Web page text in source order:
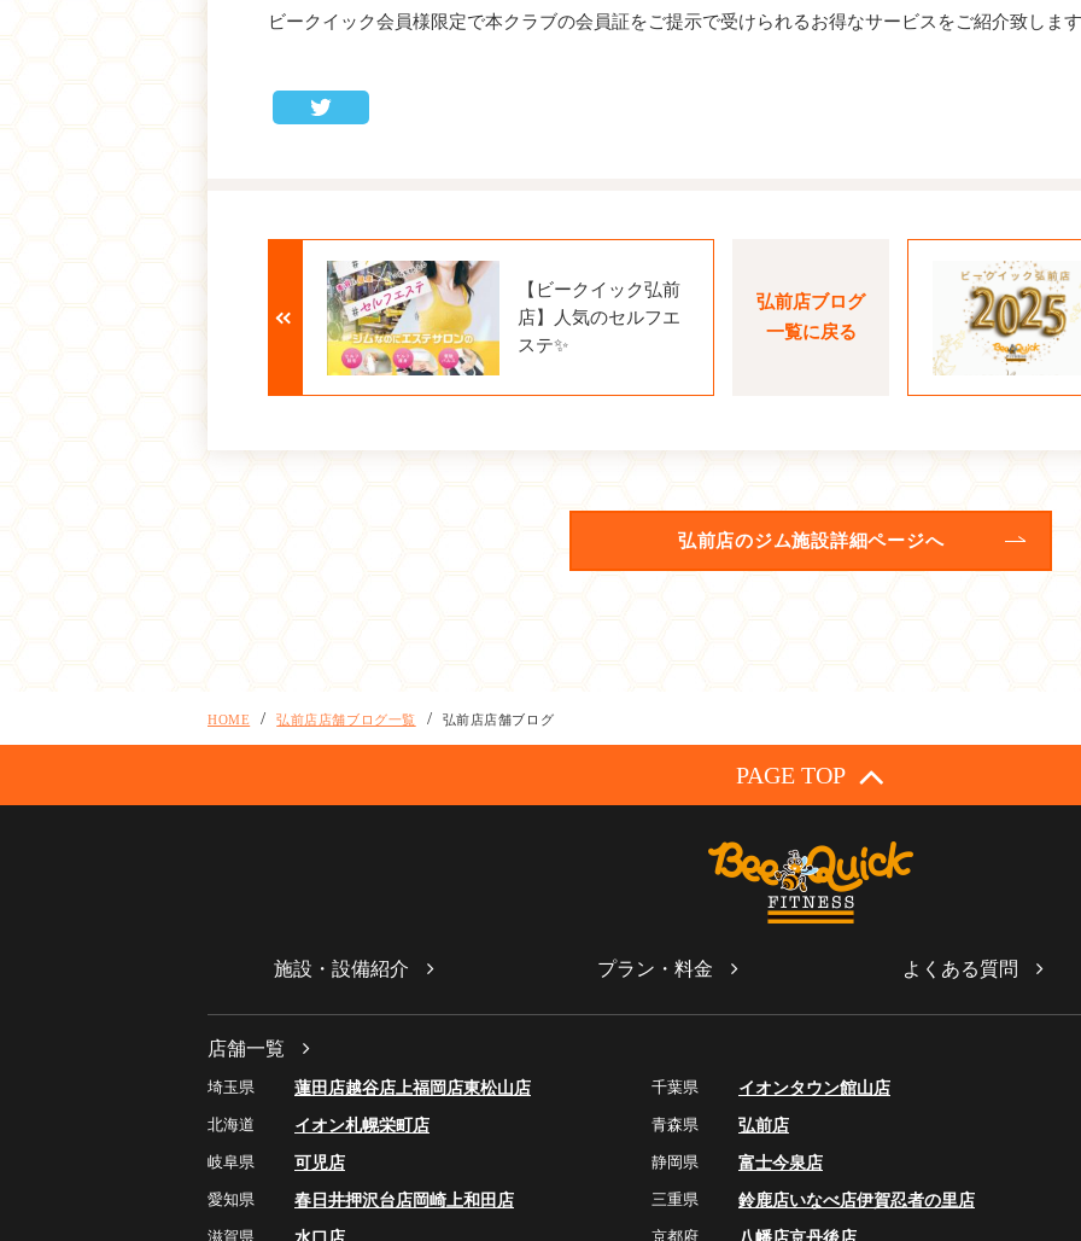
ビークイック会員様限定で本クラブの会員証をご提示で受けられるお得なサービスをご紹介致しま
【ビークイック弘前
店】人気のセルフエ
ステ✨
弘前店ブログ
一覧に戻る
弘前店のジム施設詳細ページへ
HOME 弘前店店舗ブログ一覧 弘前店店舗ブログ
PAGE TOP
施設・設備紹介 プラン・料金 よくある質問
店舗一覧
埼玉県 蓮田店越谷店上福岡店東松山店 千葉県
イオンタウン館山店
北海道
イオン札幌栄町店 青森県
弘前店
岐阜県
可児店 静岡県
富士今泉店
愛知県
春日井押沢台店岡崎上和田店 三重県 鈴鹿店いなべ店伊賀忍者の里店
滋賀県
京都府